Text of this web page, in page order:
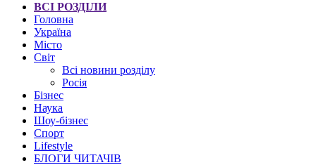
ВСІ РОЗДІЛИ
Головна
Україна
Місто
Світ
Всі новини розділу
Росія
Бізнес
Наука
Шоу-бізнес
Спорт
Lifestyle
БЛОГИ ЧИТАЧІВ